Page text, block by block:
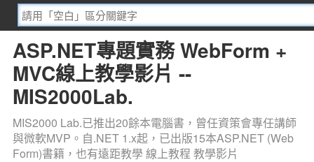
ASP.NET專題實務 WebForm +
MVC線上教學影片 --
MIS2000Lab.
MIS2000 Lab.已推出20餘本電腦書，曾任資策會專任講師
與微軟MVP。自.NET 1.x起，已出版15本ASP.NET (Web
Form)書籍，也有遠距教學 線上教程 教學影片